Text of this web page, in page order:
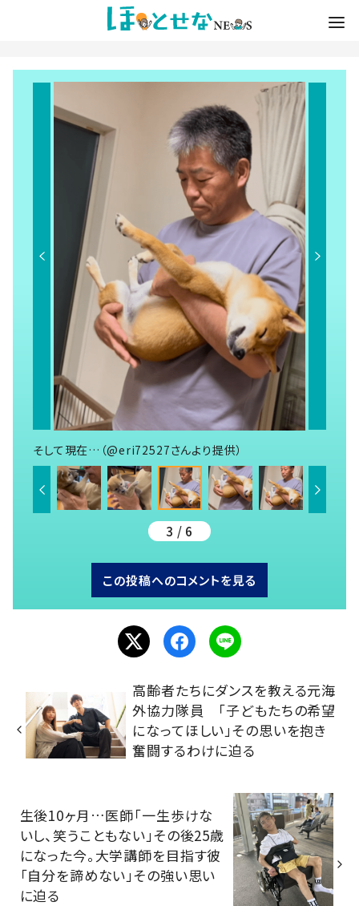
そして現在…（@eri72527さんより提供）
3 / 6
この投稿へのコメントを見る
高齢者たちにダンスを教える元海
外協力隊員 「子どもたちの希望
になってほしい」その思いを抱き
奮闘するわけに迫る
生後10ヶ月…医師「一生歩けな
いし、笑うこともない」その後25歳
になった今。大学講師を目指す彼
「自分を諦めない」その強い思い
に迫る